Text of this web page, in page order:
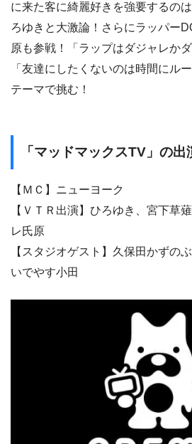
に来た客に綺麗好きを強要するの
ろゆきと大激論！さらにラッパー
原も参戦！「ラップはダジャレか
「友達にしたくないのは時間にル
テーマで挑む！
「マッドマックスTV」の出
【ＭＣ】ニューヨーク
【ＶＴＲ出演】ひろゆき、宮下草
レ氏原
【スタジオゲスト】久保田かずの
いでやす小田